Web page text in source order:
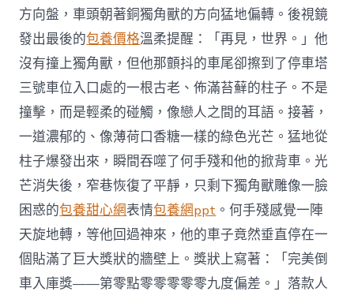
方向盤，車頭朝著銅獨角獸的方向猛地偏轉。後視鏡
發出最後的包養價格溫柔提醒：「再見，世界。」他
沒有撞上獨角獸，但他那顫抖的車尾卻擦到了停車塔
三號車位入口處的一根古老、佈滿苔蘚的柱子。不是
撞擊，而是輕柔的碰觸，像戀人之間的耳語。接著，
一道濃郁的、像薄荷口香糖一樣的綠色光芒。猛地從
柱子爆發出來，瞬間吞噬了何手殘和他的掀背車。光
芒消失後，窄巷恢復了平靜，只剩下獨角獸雕像一臉
困惑的包養甜心網表情包養網ppt 。何手殘感覺一陣
天旋地轉，等他回過神來，他的車子竟然垂直停在一
個貼滿了巨大獎狀的牆壁上。獎狀上寫著：「完美倒
車入庫獎——第零點零零零零零九度偏差。」落款人